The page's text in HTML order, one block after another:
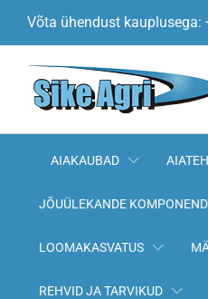
Võta ühendust kauplusega:
AIAKAUBAD
JÕUÜLEKANDE
LOOMAKASVATUS
REHVID JA TARVIKUD